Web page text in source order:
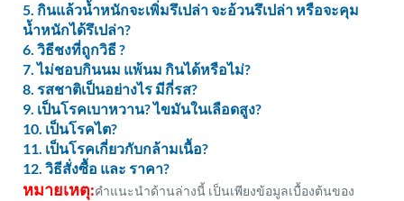
5. กินแล้วน้ำหนักจะเพิ่มรึเปล่า จะอ้วนรึเปล่า หรือจะคุม
น้ำหนักได้รึเปล่า?
6. วิธีชงที่ถูกวิธี ?
7. ไม่ชอบกินนม แพ้นม กินได้หรือไม่?
8. รสชาติเป็นอย่างไร มีกี่รส?
9. เป็นโรคเบาหวาน? ไขมันในเลือดสูง?
10. เป็นโรคไต?
11. เป็นโรคเกี่ยวกับกล้ามเนื้อ?
12. วิธีสั่งซื้อ และ ราคา?
หมายเหตุ:คำแนะนำด้านล่างนี้ เป็นเพียงข้อมูลเบื้องต้นของ